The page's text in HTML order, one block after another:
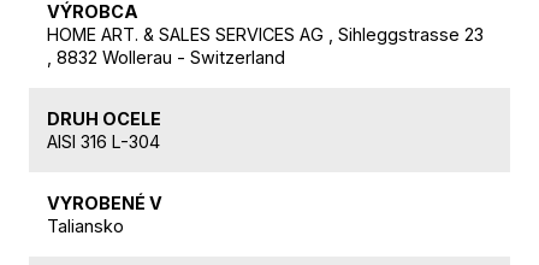
VÝROBCA
HOME ART. & SALES SERVICES AG , Sihleggstrasse 23
, 8832 Wollerau - Switzerland
DRUH OCELE
AISI 316 L-304
VYROBENÉ V
Taliansko